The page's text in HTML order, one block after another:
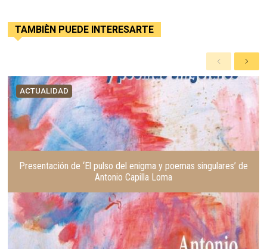
TAMBIÈN PUEDE INTERESARTE
A
n
t
e
r
o
r
S
i
u
i
e
ACTUALIDAD
Presentación de ‘El pulso del enigma y poemas singulares’ de
Antonio Capilla Loma